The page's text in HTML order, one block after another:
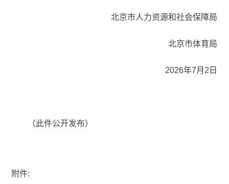
北京市人力资源和社会保障局
北京市体育局
2026年7月2日
（此件公开发布）
附件: